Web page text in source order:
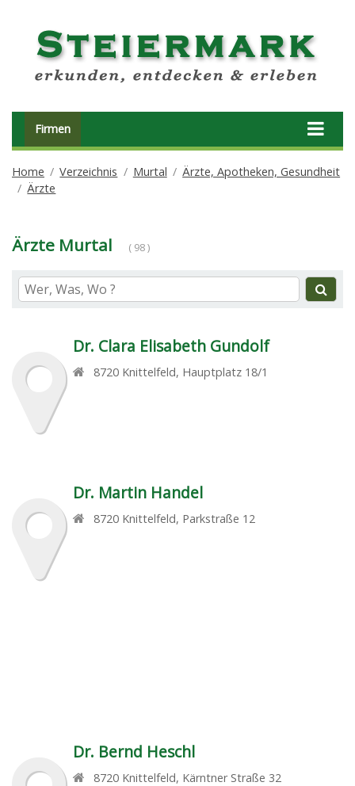
Firmen
Home Verzeichnis Murtal
Ärzte, Apotheken, Gesundheit
Ärzte
Ärzte Murtal ( 98 )
Dr. Clara Elisabeth Gundolf
8720 Knittelfeld, Hauptplatz 18/1
Dr. Martin Handel
8720 Knittelfeld, Parkstraße 12
Dr. Bernd Heschl
8720 Knittelfeld, Kärntner Straße 32